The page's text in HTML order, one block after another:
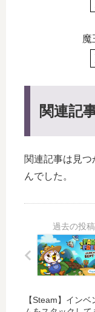
魔
関連記
関連記事は見つ
んでした。
【Steam】イン